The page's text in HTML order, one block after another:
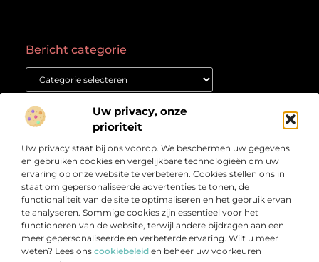
Uw privacy, onze
prioriteit
Uw privacy staat bij ons voorop. We beschermen uw gegevens
en gebruiken cookies en vergelijkbare technologieën om uw
ervaring op onze website te verbeteren. Cookies stellen ons in
staat om gepersonaliseerde advertenties te tonen, de
functionaliteit van de site te optimaliseren en het gebruik ervan
te analyseren. Sommige cookies zijn essentieel voor het
functioneren van de website, terwijl andere bijdragen aan een
meer gepersonaliseerde en verbeterde ervaring. Wilt u meer
weten? Lees ons cookiebeleid en beheer uw voorkeuren
Over
Bedrijf
“Het Kennisplatform voor Verdieping en Inspiratie”
Verdiep je in prikkelende artikelen, heldere inzichten en
verhalen die je aan het denken zetten. Welkom bij
Vetlog.nl – jouw startpunt voor betrouwbare en
verrijkende content.
Onze informatie
Bericht categorie